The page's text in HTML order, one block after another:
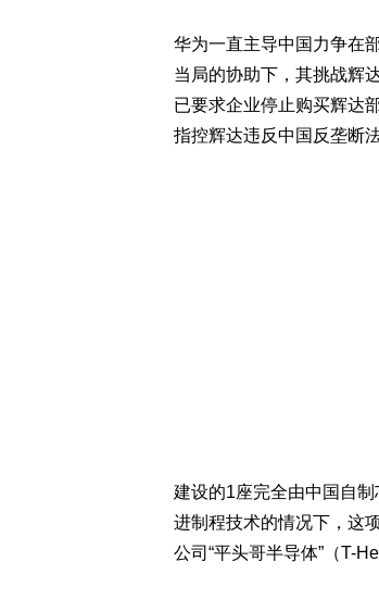
华为一直主导中国力争在
当局的协助下，其挑战辉
已要求企业停止购买辉达
指控辉达违反中国反垄断法
建设的1座完全由中国自
进制程技术的情况下，这
公司“平头哥半导体”（T-